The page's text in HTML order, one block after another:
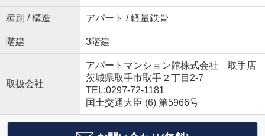
種別 / 構造 アパート / 軽量鉄骨
階建 3階建
取扱会社
アパートマンション館株式会社 取手店
茨城県取手市取手２丁目2-7
TEL:0297-72-1181
国土交通大臣 (6) 第5966号